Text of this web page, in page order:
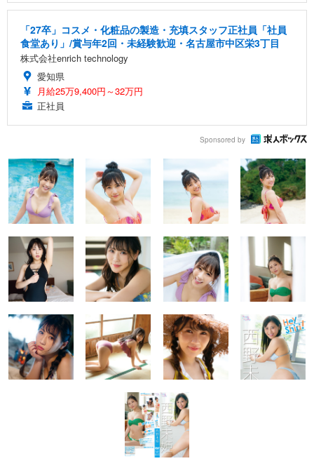
「27卒」コスメ・化粧品の製造・充填スタッフ正社員「社員
食堂あり」/賞与年2回・未経験歓迎・名古屋市中区栄3丁目
株式会社enrich technology
愛知県
月給25万9,400円～32万円
正社員
Sponsored by